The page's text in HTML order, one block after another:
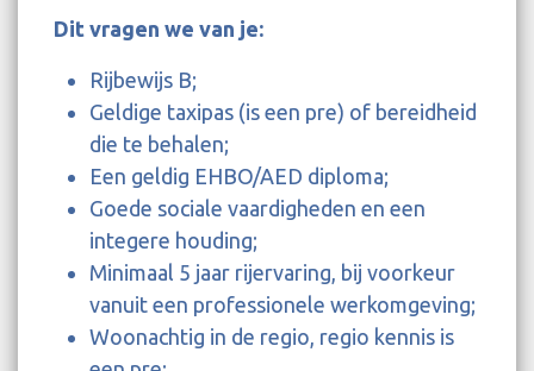
Dit vragen we van je:
Rijbewijs B;
Geldige taxipas (is een pre) of bereidheid
die te behalen;
Een geldig EHBO/AED diploma;
Goede sociale vaardigheden en een
integere houding;
Minimaal 5 jaar rijervaring, bij voorkeur
vanuit een professionele werkomgeving;
Woonachtig in de regio, regio kennis is